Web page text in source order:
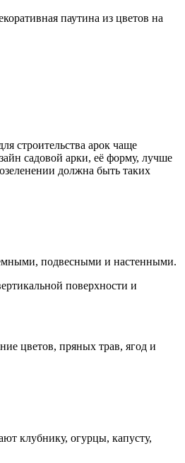
паутина из цветов на
строительства арок чаще
садовой арки, её форму, лучше
должна быть таких
подвесными и настенными.
поверхности и
цветов, пряных трав, ягод и
клубнику, огурцы, капусту,